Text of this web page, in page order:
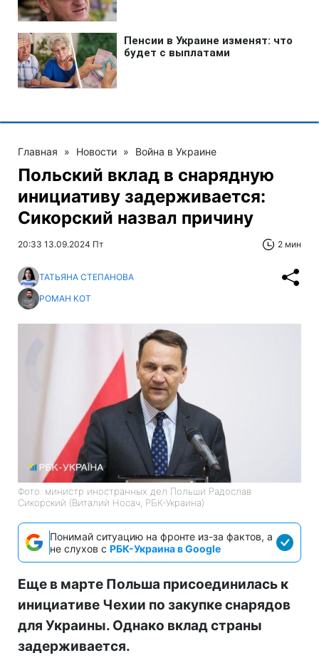
Главная » Новости » Война в Украине
Польский вклад в снарядную
инициативу задерживается:
Сикорский назвал причину
20:33 13.09.2024 Пт 2 мин
ТАТЬЯНА СТЕПАНОВА
РОМАН КОТ
Фото: министр иностранных дел Польши Радослав
Сикорский (Виталий Носач, РБК-Украина)
Понимай ситуацию на фронте из-за фактов, а
не слухов с РБК-Украина в Google
Еще в марте Польша присоединилась к
инициативе Чехии по закупке снарядов
для Украины. Однако вклад страны
задерживается.